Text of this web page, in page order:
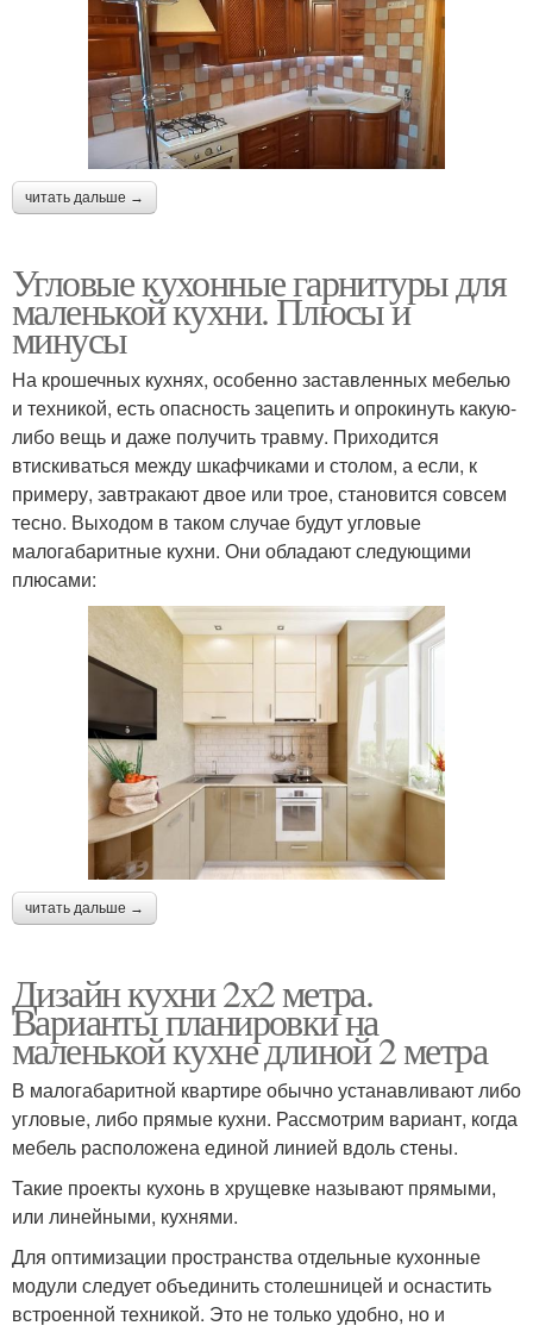
читать дальше →
Угловые кухонные гарнитуры для
маленькой кухни. Плюсы и
минусы
На крошечных кухнях, особенно заставленных мебелью
и техникой, есть опасность зацепить и опрокинуть какую-
либо вещь и даже получить травму. Приходится
втискиваться между шкафчиками и столом, а если, к
примеру, завтракают двое или трое, становится совсем
тесно. Выходом в таком случае будут угловые
малогабаритные кухни. Они обладают следующими
плюсами:
читать дальше →
Дизайн кухни 2х2 метра.
Варианты планировки на
маленькой кухне длиной 2 метра
В малогабаритной квартире обычно устанавливают либо
угловые, либо прямые кухни. Рассмотрим вариант, когда
мебель расположена единой линией вдоль стены.
Такие проекты кухонь в хрущевке называют прямыми,
или линейными, кухнями.
Для оптимизации пространства отдельные кухонные
модули следует объединить столешницей и оснастить
встроенной техникой. Это не только удобно, но и